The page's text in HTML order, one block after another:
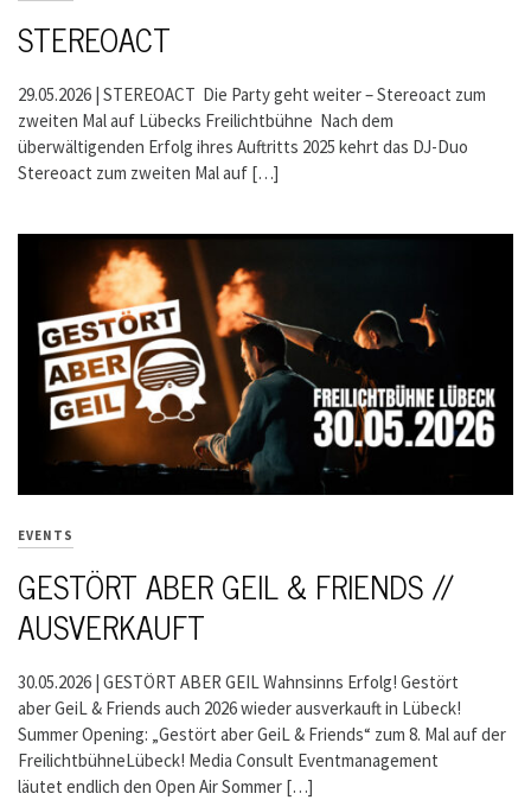
STEREOACT
29.05.2026 | STEREOACT Die Party geht weiter – Stereoact zum
zweiten Mal auf Lübecks Freilichtbühne Nach dem
überwältigenden Erfolg ihres Auftritts 2025 kehrt das DJ-Duo
Stereoact zum zweiten Mal auf […]
EVENTS
GESTÖRT ABER GEIL & FRIENDS //
AUSVERKAUFT
30.05.2026 | GESTÖRT ABER GEIL Wahnsinns Erfolg! Gestört
aber GeiL & Friends auch 2026 wieder ausverkauft in Lübeck!
Summer Opening: „Gestört aber GeiL & Friends“ zum 8. Mal auf der
FreilichtbühneLübeck! Media Consult Eventmanagement
läutet endlich den Open Air Sommer […]